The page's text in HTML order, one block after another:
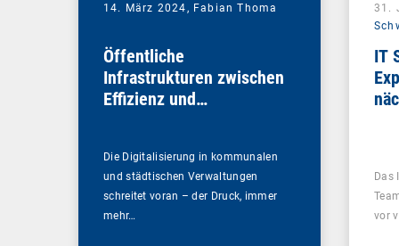
14. März 2024, Fabian Thoma
Öffentliche
Infrastrukturen zwischen
Effizienz und
Die Digitalisierung in kommunalen
und städtischen Verwaltungen
schreitet voran – der Druck, immer
mehr…
31.
IT
Das
vor